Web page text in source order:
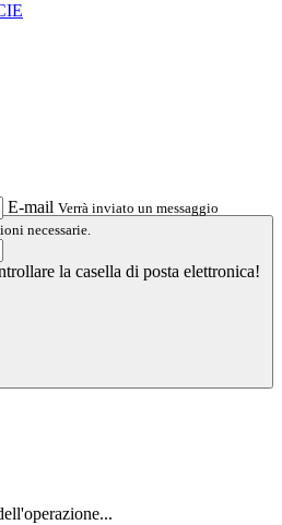
E-mail Verrà inviato un messaggio
necessarie.
la casella di posta elettronica!